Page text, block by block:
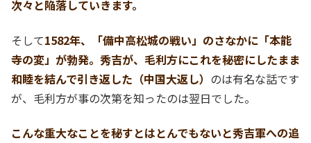
次々と陥落していきます。
そして1582年、「備中高松城の戦い」のさなかに「本能
寺の変」が勃発。秀吉が、毛利方にこれを秘密にしたまま
和睦を結んで引き返した（中国大返し） のは有名な話です
が、毛利方が事の次第を知ったのは翌日でした。
こんな重大なことを秘すとはとんでもないと秀吉軍への追